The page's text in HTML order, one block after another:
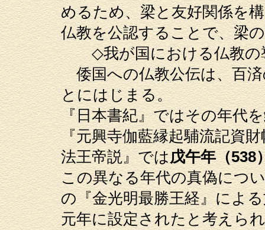
めるため、梁と友好関係を
仏教を公認することで、梁
◇我が国における仏教の
倭国への仏教公伝は、百済
とにはじまる。
『日本書紀』ではその年代を
『元興寺伽藍縁起䮒流記資
法王帝説』では戊午年（538
この異なる年代の真偽につ
の『金光明最勝王経』によ
元年に設定されたと考えら